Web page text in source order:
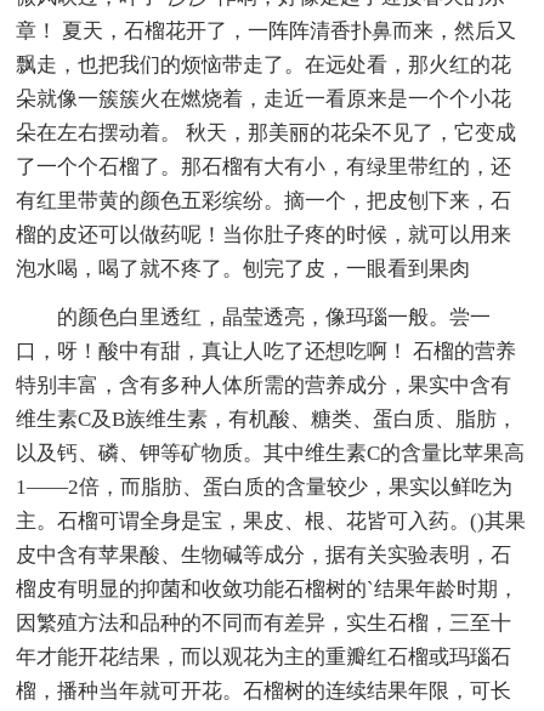
章！ 夏天，石榴花开了，一阵阵清香扑鼻而来，然后又
飘走，也把我们的烦恼带走了。在远处看，那火红的花
朵就像一簇簇火在燃烧着，走近一看原来是一个个小花
朵在左右摆动着。 秋天，那美丽的花朵不见了，它变成
了一个个石榴了。那石榴有大有小，有绿里带红的，还
有红里带黄的颜色五彩缤纷。摘一个，把皮刨下来，石
榴的皮还可以做药呢！当你肚子疼的时候，就可以用来
泡水喝，喝了就不疼了。刨完了皮，一眼看到果肉
的颜色白里透红，晶莹透亮，像玛瑙一般。尝一
口，呀！酸中有甜，真让人吃了还想吃啊！ 石榴的营养
特别丰富，含有多种人体所需的营养成分，果实中含有
维生素C及B族维生素，有机酸、糖类、蛋白质、脂肪，
以及钙、磷、钾等矿物质。其中维生素C的含量比苹果高
1——2倍，而脂肪、蛋白质的含量较少，果实以鲜吃为
主。石榴可谓全身是宝，果皮、根、花皆可入药。()其果
皮中含有苹果酸、生物碱等成分，据有关实验表明，石
榴皮有明显的抑菌和收敛功能石榴树的`结果年龄时期，
因繁殖方法和品种的不同而有差异，实生石榴，三至十
年才能开花结果，而以观花为主的重瓣红石榴或玛瑙石
榴，播种当年就可开花。石榴树的连续结果年限，可长